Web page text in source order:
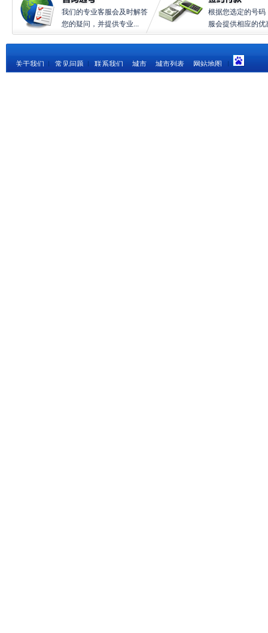
我们的专业客服会及时解答
您的疑问，并提供专业...
根据您选定的号码
服会提供相应的优
关于我们 常见问题 联系我们 城市 城市列表 网站地图